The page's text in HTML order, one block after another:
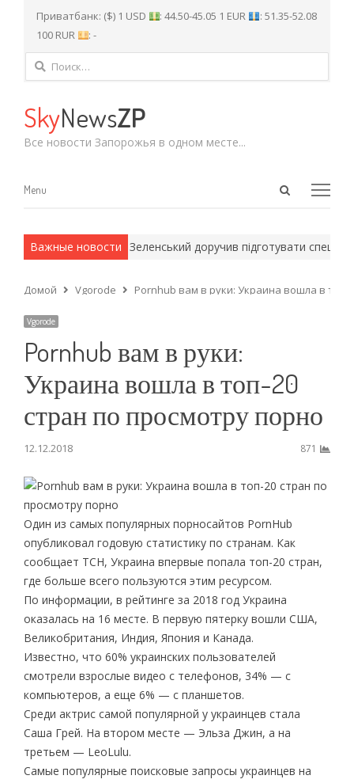
Приватбанк: ($) 1 USD : 44.50-45.05 1 EUR
: 51.35-52.08
100 RUR
: -
Найти:
SkyNewsZP
Все новости Запорожья в одном месте...
Open
Menu
Menu
Важные новости
методы. Зеленський доручив підготувати
Домой Vgorode Pornhub вам в руки: Украина вошла в топ-
Vgorode
Pornhub вам в руки:
Украина вошла в топ-20
стран по просмотру порно
12.12.2018 871
Один из самых популярных порносайтов PornHub
опубликовал годовую статистику по странам. Как
сообщает ТСН, Украина впервые попала топ-20 стран,
где больше всего пользуются этим ресурсом.
По информации, в рейтинге за 2018 год Украина
оказалась на 16 месте. В первую пятерку вошли США,
Великобритания, Индия, Япония и Канада.
Известно, что 60% украинских пользователей
смотрели взрослые видео с телефонов, 34% — с
компьютеров, а еще 6% — с планшетов.
Среди актрис самой популярной у украинцев стала
Саша Грей. На втором месте — Эльза Джин, а на
третьем — LeoLulu.
Самые популярные поисковые запросы украинцев на